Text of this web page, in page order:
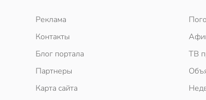
Реклама
Контакты
Блог портала
Партнеры
Карта сайта
ТВ